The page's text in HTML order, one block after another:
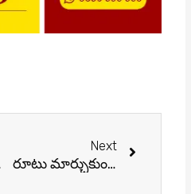
Next
రూటు మార్చుకుంటున్న రాజకీయాలు!
Next